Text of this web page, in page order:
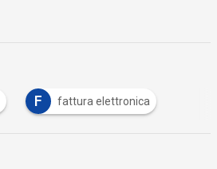
F fattura elettronica